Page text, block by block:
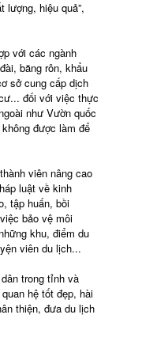
lượng, hiệu quả”,
với các ngành
băng rôn, khẩu
sở cung cấp dịch
đối với việc thực
như Vườn quốc
được làm để
viên nâng cao
luật về kinh
tập huấn, bồi
bảo vệ môi
khu, điểm du
viên du lịch...
trong tỉnh và
hệ tốt đẹp, hài
thiện, đưa du lịch